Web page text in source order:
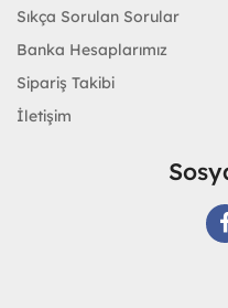
Sıkça Sorulan Sorular
Banka Hesaplarımız
Sipariş Takibi
İletişim